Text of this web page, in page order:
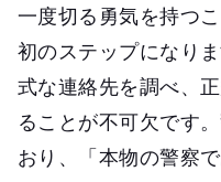
一度切る勇気を持つ
初のステップになり
式な連絡先を調べ、
ることが不可欠です
おり、「本物の警察